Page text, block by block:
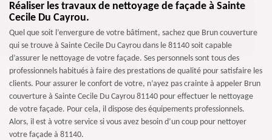
Réaliser les travaux de nettoyage de façade à Sainte
Cecile Du Cayrou.
Quel que soit l’envergure de votre bâtiment, sachez que Brun couverture
qui se trouve à Sainte Cecile Du Cayrou dans le 81140 soit capable
d’assurer le nettoyage de votre façade. Ses personnels sont tous des
professionnels habitués à faire des prestations de qualité pour satisfaire les
clients. Pour assurer le confort de votre, n’ayez pas crainte à appeler Brun
couverture à Sainte Cecile Du Cayrou 81140 pour effectuer le nettoyage
de votre façade. Pour cela, il dispose des équipements professionnels.
Alors, il est à votre service si vous avez besoin d’un coup pour nettoyer
votre façade à 81140.